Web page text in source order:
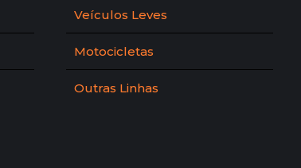
Veículos Leves
Motocicletas
Outras Linhas